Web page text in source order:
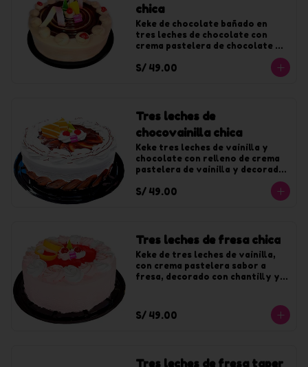
chica
Keke de chocolate bañado en
tres leches de chocolate con
crema pastelera de chocolate y
chocolate. Para 10 tajadas
S/ 49.00
Tres leches de
chocovainilla chica
Keke tres leches de vainilla y
chocolate con relleno de crema
pastelera de vainilla y decorado
Para 10 tajadas
S/ 49.00
Tres leches de fresa chica
Keke de tres leches de vainilla,
con crema pastelera sabor a
fresa, decorado con chantilly y
S/ 49.00
Tres leches de fresa taper